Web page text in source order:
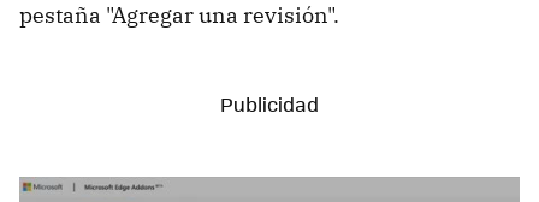
pestaña "Agregar una revisión".